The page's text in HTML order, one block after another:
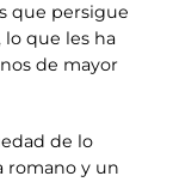
que persigue
lo que les ha
de mayor
de lo
romano y un